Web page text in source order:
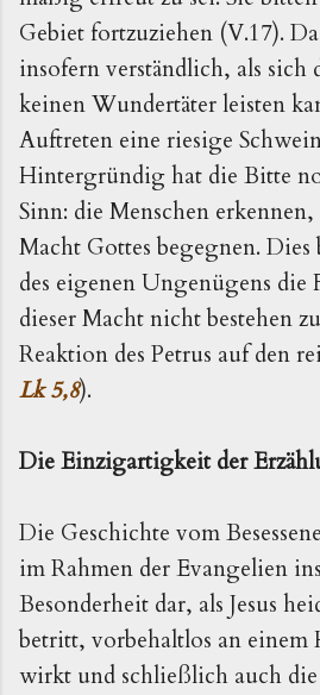
Gebiet fortzuziehen (V.17).
insofern verständlich, als sich
keinen Wundertäter leisten
Auftreten eine riesige
Hintergründig hat die Bitte
Sinn: die Menschen erkennen,
Macht Gottes begegnen.
des eigenen Ungenügens die
dieser Macht nicht bestehen
Reaktion des Petrus auf den
Lk 5,8).
Die Einzigartigkeit der
Die Geschichte vom
im Rahmen der Evangelien
Besonderheit dar, als Jesus
betritt, vorbehaltlos an einem
wirkt und schließlich auch